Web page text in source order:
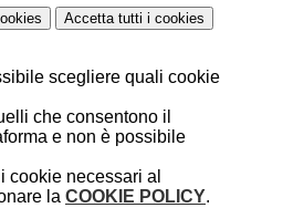
Accetta tutti i cookies
scegliere quali cookie
che consentono il
e non è possibile
cookie necessari al
la COOKIE POLICY.